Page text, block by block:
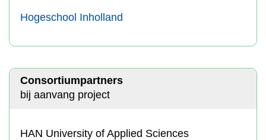
Hogeschool Inholland
Consortiumpartners
bij aanvang project
HAN University of Applied Sciences